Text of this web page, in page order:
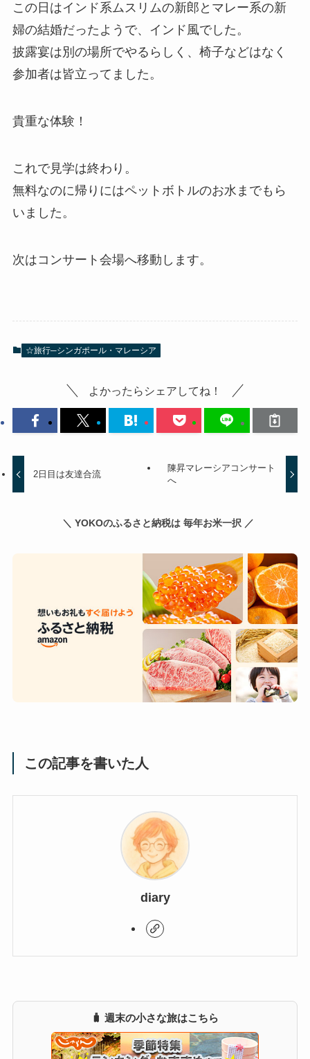
この日はインド系ムスリムの新郎とマレー系の新
婦の結婚だったようで、インド風でした。
披露宴は別の場所でやるらしく、椅子などはなく
参加者は皆立ってました。
貴重な体験！
これで見学は終わり。
無料なのに帰りにはペットボトルのお水までもら
いました。
次はコンサート会場へ移動します。
☆旅行─シンガポール・マレーシア
よかったらシェアしてね！
2日目は友達合流
陳昇マレーシアコンサート
へ
＼ YOKOのふるさと納税は 毎年お米一択 ／
この記事を書いた人
diary
🧳 週末の小さな旅はこちら